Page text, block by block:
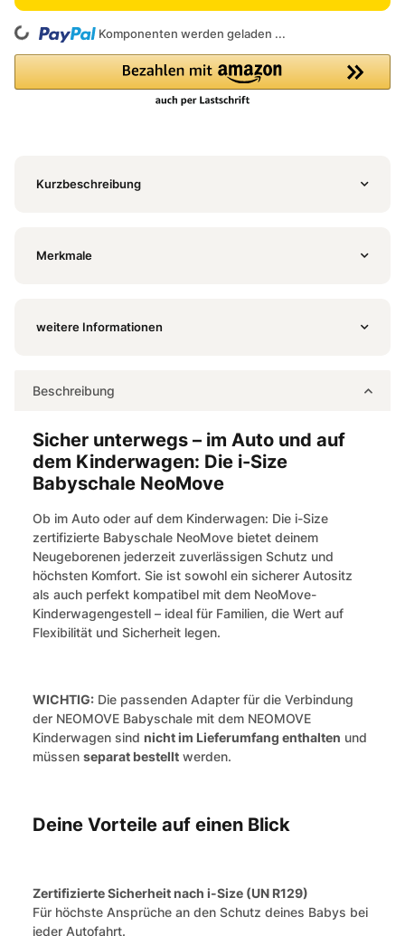
Komponenten werden geladen ...
Kurzbeschreibung
Merkmale
weitere Informationen
Beschreibung
Sicher unterwegs – im Auto und auf
dem Kinderwagen: Die i-Size
Babyschale NeoMove
Ob im Auto oder auf dem Kinderwagen: Die i-Size
zertifizierte Babyschale NeoMove bietet deinem
Neugeborenen jederzeit zuverlässigen Schutz und
höchsten Komfort. Sie ist sowohl ein sicherer Autositz
als auch perfekt kompatibel mit dem NeoMove-
Kinderwagengestell – ideal für Familien, die Wert auf
Flexibilität und Sicherheit legen.
WICHTIG: Die passenden Adapter für die Verbindung
der NEOMOVE Babyschale mit dem NEOMOVE
Kinderwagen sind nicht im Lieferumfang enthalten und
müssen separat bestellt werden.
Deine Vorteile auf einen Blick
Zertifizierte Sicherheit nach i-Size (UN R129)
Für höchste Ansprüche an den Schutz deines Babys bei
jeder Autofahrt.